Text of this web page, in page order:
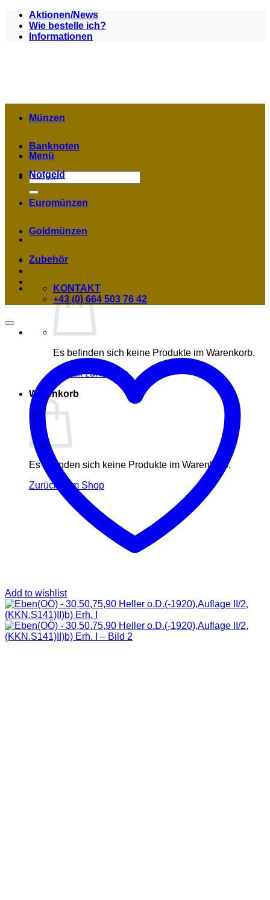
Zum
Inhalt
springen
Aktionen/News
Wie bestelle ich?
Informationen
Menü
Suchen
nach:
Es befinden sich keine Produkte im Warenkorb.
Zurück zum Shop
Warenkorb
Es befinden sich keine Produkte im Warenkorb.
Zurück zum Shop
Münzen
Banknoten
Notgeld
Euromünzen
Goldmünzen
Zubehör
KONTAKT
+43 (0) 664 503 76 42
Add to wishlist